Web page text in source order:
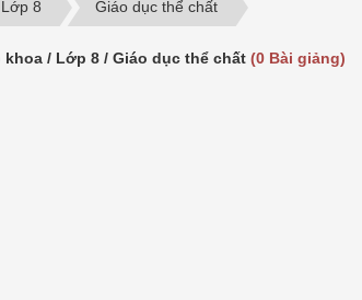
Lớp 8 Giáo dục thể chất
khoa / Lớp 8 / Giáo dục thể chất (0 Bài giảng)